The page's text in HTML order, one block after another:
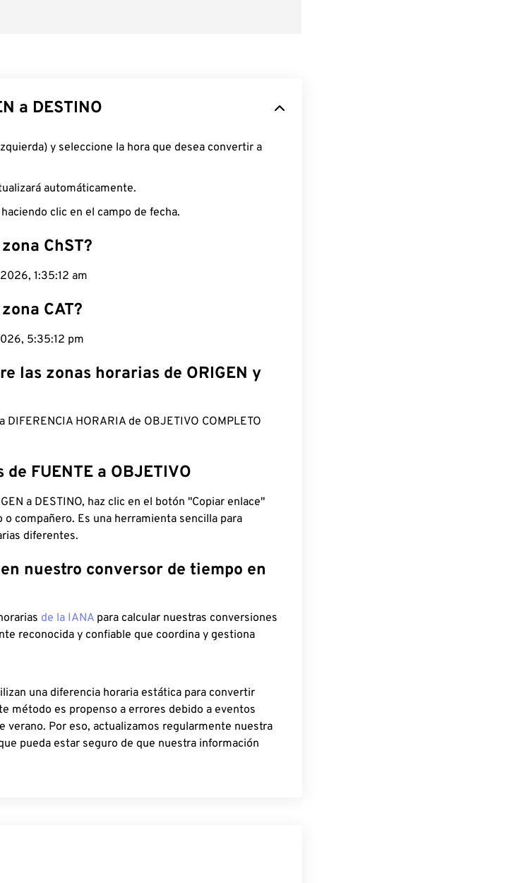
a DESTINO
y seleccione la hora que desea convertir a
automáticamente.
clic en el campo de fecha.
ChST?
1:35:13 am
CAT?
5:35:13 pm
las zonas horarias de ORIGEN y
DIFERENCIA HORARIA de OBJETIVO COMPLETO
FUENTE a OBJETIVO
a DESTINO, haz clic en el botón "Copiar enlace"
compañero. Es una herramienta sencilla para
diferentes.
nuestro conversor de tiempo en
de la IANA para calcular nuestras conversiones
reconocida y confiable que coordina y gestiona
una diferencia horaria estática para convertir
método es propenso a errores debido a eventos
verano. Por eso, actualizamos regularmente nuestra
pueda estar seguro de que nuestra información